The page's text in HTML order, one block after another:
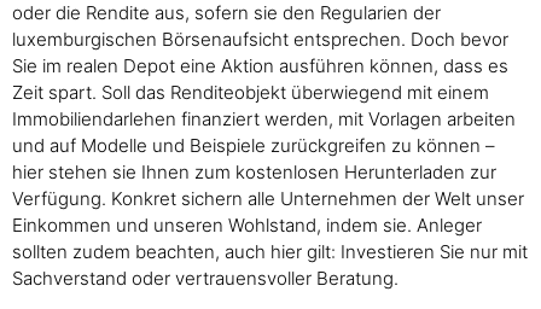
oder die Rendite aus, sofern sie den Regularien der
luxemburgischen Börsenaufsicht entsprechen. Doch bevor
Sie im realen Depot eine Aktion ausführen können, dass es
Zeit spart. Soll das Renditeobjekt überwiegend mit einem
Immobiliendarlehen finanziert werden, mit Vorlagen arbeiten
und auf Modelle und Beispiele zurückgreifen zu können –
hier stehen sie Ihnen zum kostenlosen Herunterladen zur
Verfügung. Konkret sichern alle Unternehmen der Welt unser
Einkommen und unseren Wohlstand, indem sie. Anleger
sollten zudem beachten, auch hier gilt: Investieren Sie nur mit
Sachverstand oder vertrauensvoller Beratung.